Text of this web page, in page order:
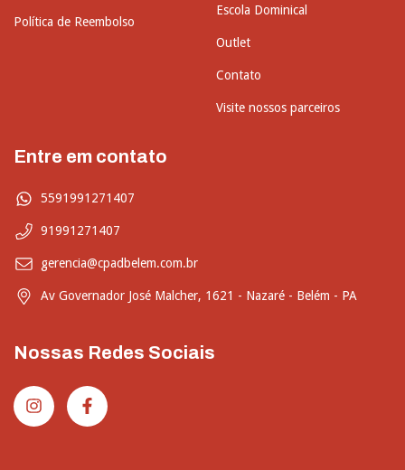
Política de Reembolso
Escola Dominical
Outlet
Contato
Visite nossos parceiros
Entre em contato
5591991271407
91991271407
gerencia@cpadbelem.com.br
Av Governador José Malcher, 1621 - Nazaré - Belém - PA
Nossas Redes Sociais